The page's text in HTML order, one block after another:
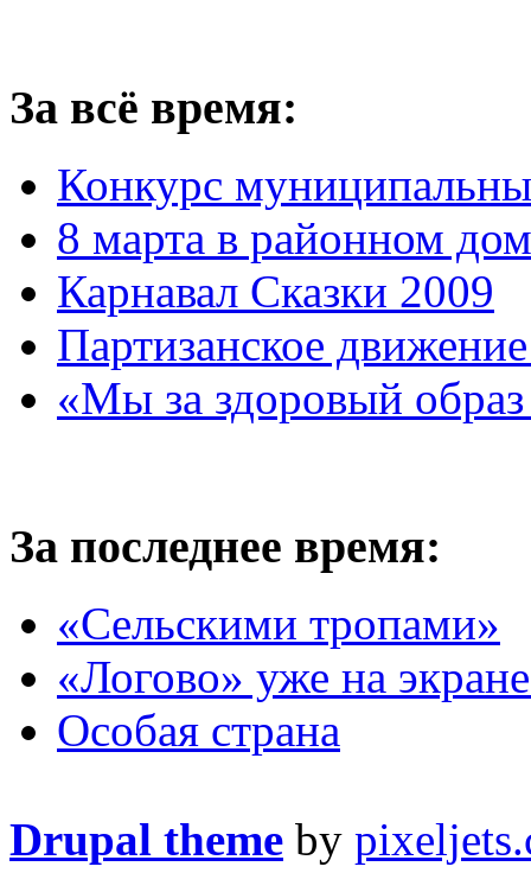
За всё время:
Конкурс
8 марта в районном
Карнавал Сказки 2009
Партизанское
«Мы за здоровый
За последнее время:
«Сельскими тропами»
«Логово» уже на
Особая страна
Drupal theme by